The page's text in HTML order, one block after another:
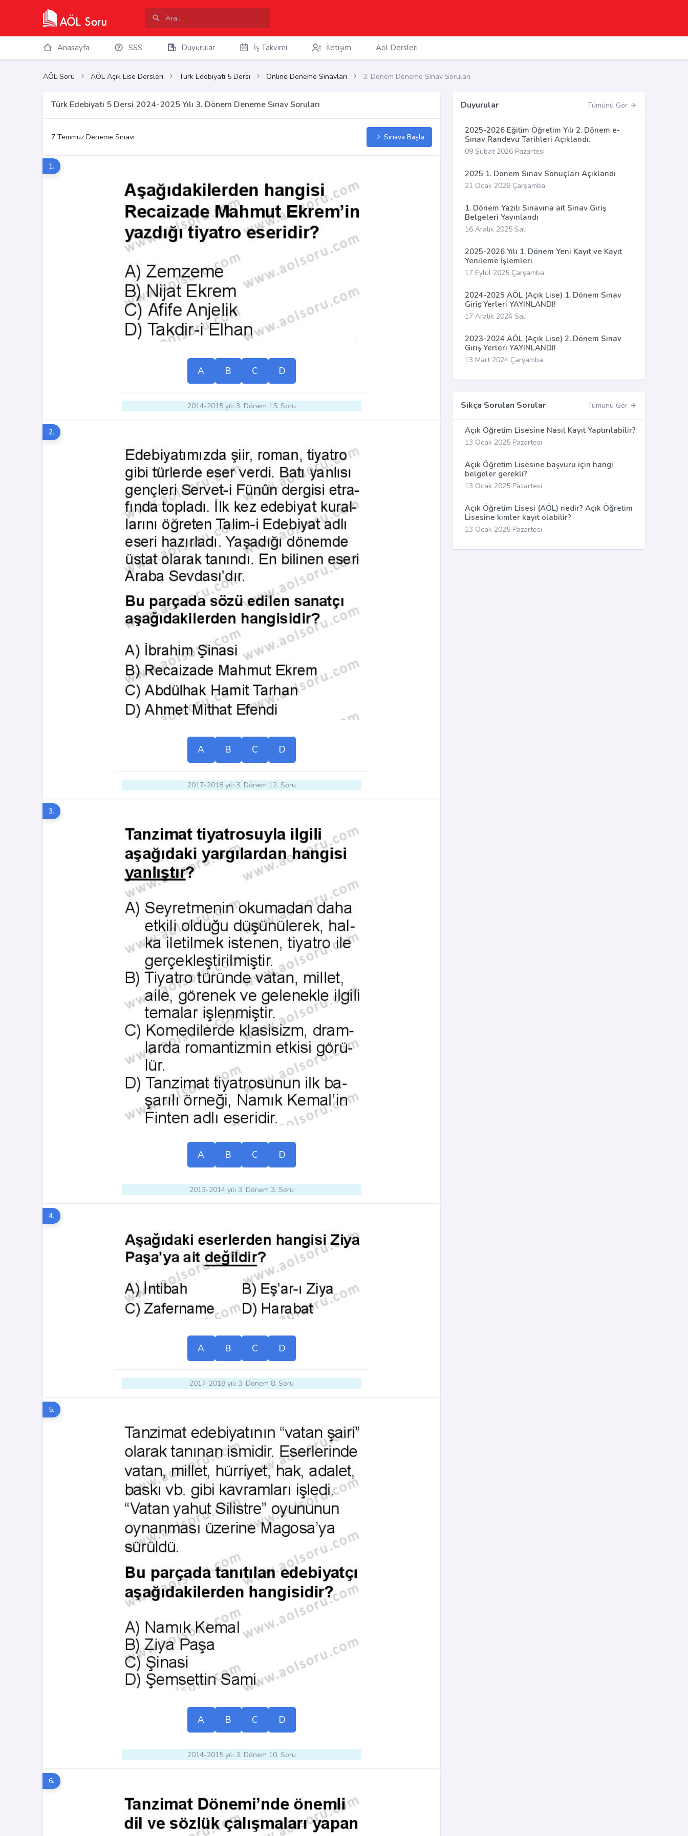
Anasayfa SSS Duyurular İş Takvimi İletişim Aöl Dersleri
AÖL Soru AÖL Açık Lise Dersleri Türk Edebiyatı 5 Dersi Online Deneme Sınavları 3. Dönem Deneme Sınav Soruları
Türk Edebiyatı 5 Dersi 2024-2025 Yılı 3. Dönem Deneme Sınav Soruları
7 Temmuz Deneme Sınavı Sınava Başla
1.
A B C D
2014-2015 yılı 3. Dönem 15. Soru
2.
A B C D
2017-2018 yılı 3. Dönem 12. Soru
3.
A B C D
2013-2014 yılı 3. Dönem 3. Soru
4.
A B C D
2017-2018 yılı 3. Dönem 8. Soru
5.
A B C D
2014-2015 yılı 3. Dönem 10. Soru
6.
Duyurular Tümünü Gör
2025-2026 Eğitim Öğretim Yılı 2. Dönem e-
Sınav Randevu Tarihleri Açıklandı.
09 Şubat 2026 Pazartesi
2025 1. Dönem Sınav Sonuçları Açıklandı
21 Ocak 2026 Çarşamba
1. Dönem Yazılı Sınavına ait Sınav Giriş
Belgeleri Yayınlandı
16 Aralık 2025 Salı
2025-2026 Yılı 1. Dönem Yeni Kayıt ve Kayıt
Yenileme İşlemleri
17 Eylül 2025 Çarşamba
2024-2025 AÖL (Açık Lise) 1. Dönem Sınav
Giriş Yerleri YAYINLANDI!
17 Aralık 2024 Salı
2023-2024 AÖL (Açık Lise) 2. Dönem Sınav
Giriş Yerleri YAYINLANDI!
13 Mart 2024 Çarşamba
Sıkça Sorulan Sorular Tümünü Gör
Açık Öğretim Lisesine Nasıl Kayıt Yaptırılabilir?
13 Ocak 2025 Pazartesi
Açık Öğretim Lisesine başvuru için hangi
belgeler gerekli?
13 Ocak 2025 Pazartesi
Açık Öğretim Lisesi (AÖL) nedir? Açık Öğretim
Lisesine kimler kayıt olabilir?
13 Ocak 2025 Pazartesi